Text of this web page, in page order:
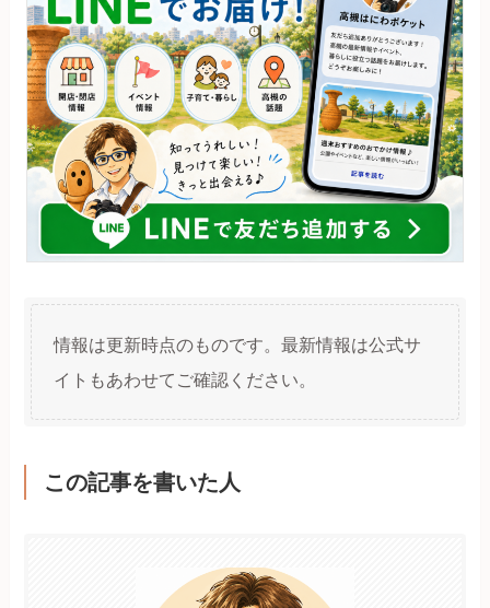
情報は更新時点のものです。最新情報は公式サ
イトもあわせてご確認ください。
この記事を書いた人